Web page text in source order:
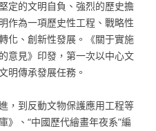
定的文明自負、強烈的歷史擔
作為一項歷史性工程、戰略性
化、創新性發展。《關于實施
意見》印發，第一次以中心文
明傳承發展任務。
，到反動文物保護應用工程等
》、“中國歷代繪畫年夜系”編